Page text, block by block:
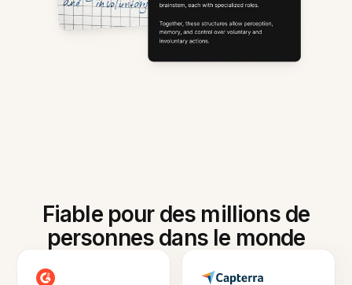
Fiable pour des millions de
personnes dans le monde